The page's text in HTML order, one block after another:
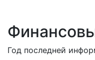
Год последней